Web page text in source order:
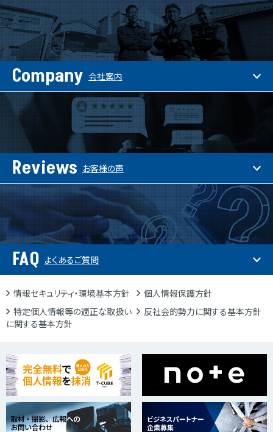
Company 会社案内
Reviews お客様の声
FAQ よくあるご質問
情報セキュリティ・環境基本方針
個人情報保護方針
特定個人情報等の適正な取扱い
に関する基本方針
反社会的勢力に関する基本方針